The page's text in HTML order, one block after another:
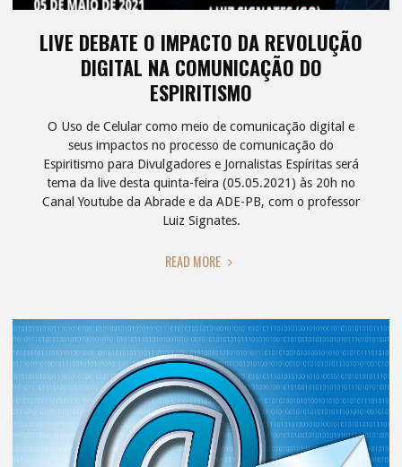
LIVE DEBATE O IMPACTO DA REVOLUÇÃO
DIGITAL NA COMUNICAÇÃO DO
ESPIRITISMO
O Uso de Celular como meio de comunicação digital e
seus impactos no processo de comunicação do
Espiritismo para Divulgadores e Jornalistas Espíritas será
tema da live desta quinta-feira (05.05.2021) às 20h no
Canal Youtube da Abrade e da ADE-PB, com o professor
Luiz Signates.
READ MORE "LIVE
IMPACTO
DA
REVOLUÇÃO
DIGITAL
NA
COMUNICAÇÃO
DO